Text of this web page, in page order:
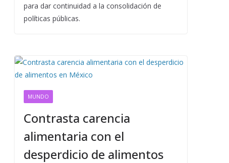
para dar continuidad a la consolidación de
políticas públicas.
MUNDO
Contrasta carencia
alimentaria con el
desperdicio de alimentos